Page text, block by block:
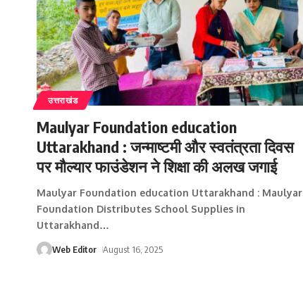
उत्तराखंड
Maulyar Foundation education
Uttarakhand : जन्माष्टमी और स्वतंत्रता दिवस
पर मौल्यार फाउंडेशन ने शिक्षा की अलख जगाई
Maulyar Foundation education Uttarakhand : Maulyar
Foundation Distributes School Supplies in
Uttarakhand…
Web Editor August 16, 2025